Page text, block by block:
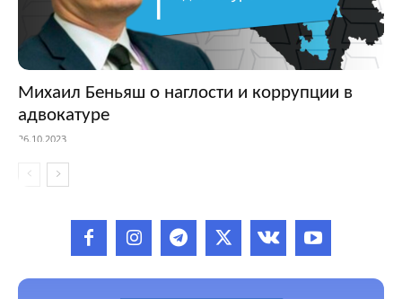
Михаил Беньяш о наглости и коррупции в
адвокатуре
26.10.2023